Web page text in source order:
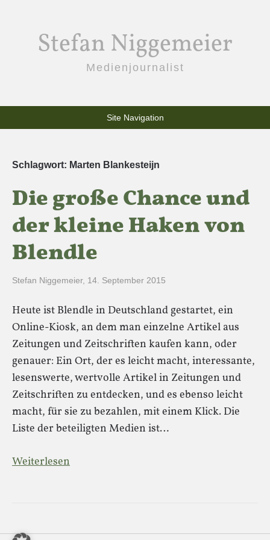
Stefan Niggemeier
Medienjournalist
Site Navigation
Schlagwort: Marten Blankesteijn
Die große Chance und
der kleine Haken von
Blendle
Stefan Niggemeier, 14. September 2015
Heute ist Blendle in Deutschland gestartet, ein
Online-Kiosk, an dem man einzelne Artikel aus
Zeitungen und Zeitschriften kaufen kann, oder
genauer: Ein Ort, der es leicht macht, interessante,
lesenswerte, wertvolle Artikel in Zeitungen und
Zeitschriften zu entdecken, und es ebenso leicht
macht, für sie zu bezahlen, mit einem Klick. Die
Liste der beteiligten Medien ist…
Weiterlesen